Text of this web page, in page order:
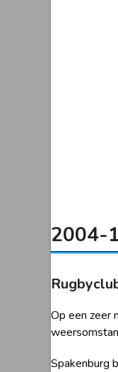
2004-
Op een zeer
Spakenburg